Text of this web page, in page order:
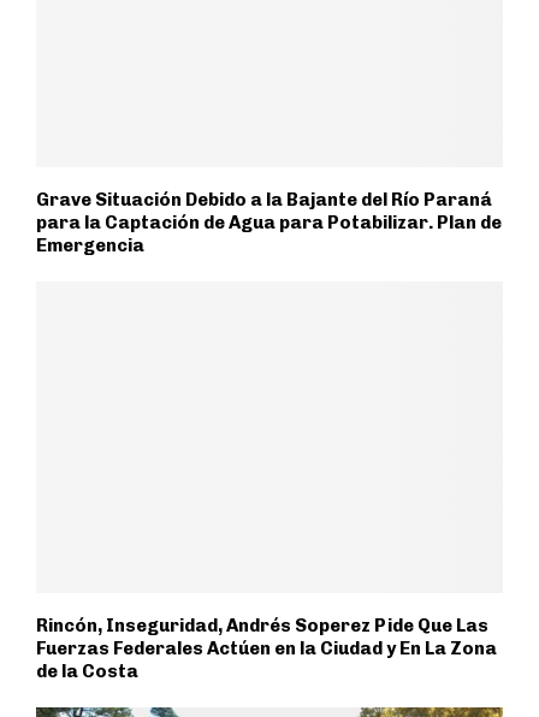
Grave Situación Debido a la Bajante del Río Paraná
para la Captación de Agua para Potabilizar. Plan de
Emergencia
Rincón, Inseguridad, Andrés Soperez Pide Que Las
Fuerzas Federales Actúen en la Ciudad y En La Zona
de la Costa